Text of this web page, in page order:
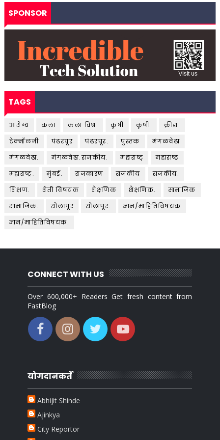
SPONSOR
TAGS
आरोग्य कला कला विश्व. कृषी कृषी.
क्रीडा.
टेक्नॉलजी
पंढरपूर पंढरपूर. पुस्तक
मंगळवेढा
मंगळवेढा.
मंगळवेढा.राजकीय. महाराष्ट्
महाराष्ट्र
महाराष्ट्र.
मुंबई. राजकारण राजकीय
राजकीय.
शिक्षण.
शेती विषयक शैक्षणिक शैक्षणिक.
सामाजिक
सामाजिक.
सोलापूर सोलापूर.
ज्ञान/माहितिविषयक
ज्ञान/माहितिविषयक.
CONNECT WITH US
Over 600,000+ Readers Get fresh content from
FastBlog
योगदानकर्ते
Abhijit Shinde
Ajinkya
City Reportor